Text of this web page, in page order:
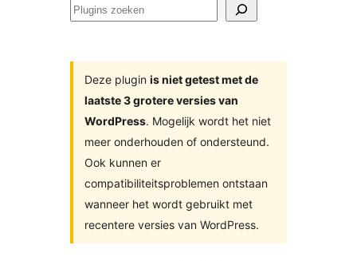
Plugins
Deze plugin is niet getest met de
laatste 3 grotere versies van
WordPress. Mogelijk wordt het niet
meer onderhouden of ondersteund.
Ook kunnen er
compatibiliteitsproblemen ontstaan
wanneer het wordt gebruikt met
recentere versies van WordPress.